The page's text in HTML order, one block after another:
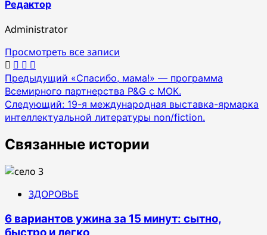
Редактор
Administrator
Просмотреть все записи
Навигация
по
записям
Предыдущий «Спасибо, мама!» — программа
Всемирного партнерства P&G с МОК.
Следующий: 19-я международная выставка-ярмарка
интеллектуальной литературы non/fiction.
Связанные истории
ЗДОРОВЬЕ
6 вариантов ужина за 15 минут: сытно,
быстро и легко